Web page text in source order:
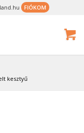
FIÓKOM
kesztyű